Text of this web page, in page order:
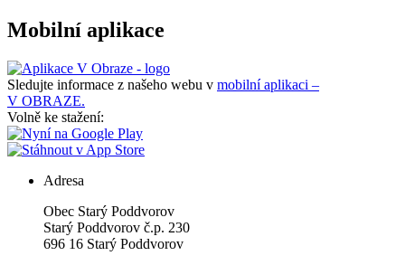
Mobilní aplikace
Sledujte informace z našeho webu v mobilní aplikaci –
V OBRAZE.
Volně ke stažení:
Adresa
Obec Starý Poddvorov
Starý Poddvorov č.p. 230
696 16 Starý Poddvorov